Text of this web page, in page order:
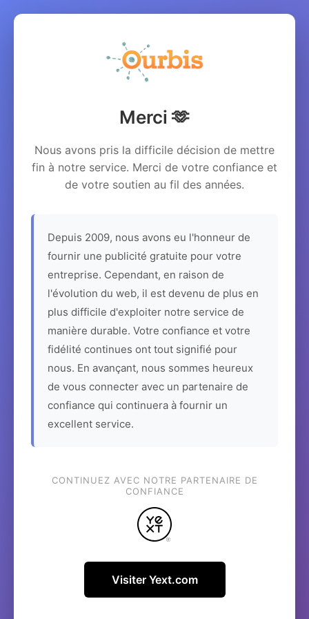
Merci 🫶
Nous avons pris la difficile décision de mettre
fin à notre service. Merci de votre confiance et
de votre soutien au fil des années.
Depuis 2009, nous avons eu l'honneur de
fournir une publicité gratuite pour votre
entreprise. Cependant, en raison de
l'évolution du web, il est devenu de plus en
plus difficile d'exploiter notre service de
manière durable. Votre confiance et votre
fidélité continues ont tout signifié pour
nous. En avançant, nous sommes heureux
de vous connecter avec un partenaire de
confiance qui continuera à fournir un
excellent service.
CONTINUEZ AVEC NOTRE PARTENAIRE DE
CONFIANCE
Visiter Yext.com